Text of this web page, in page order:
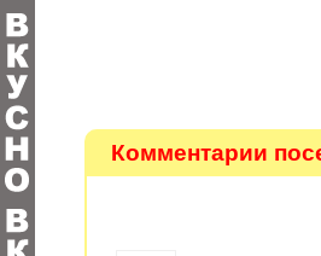
Комментарии